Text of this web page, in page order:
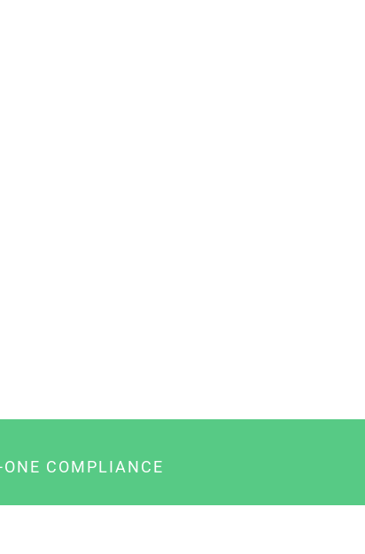
COMPLIANCE